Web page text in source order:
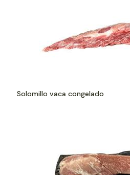
Solomillo vaca congelado